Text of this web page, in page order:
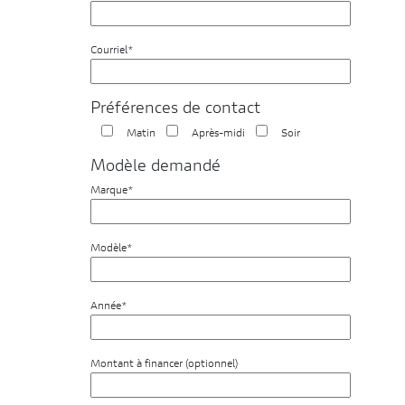
Courriel*
Préférences de contact
Matin Après-midi Soir
Modèle demandé
Marque*
Modèle*
Année*
Montant à financer (optionnel)